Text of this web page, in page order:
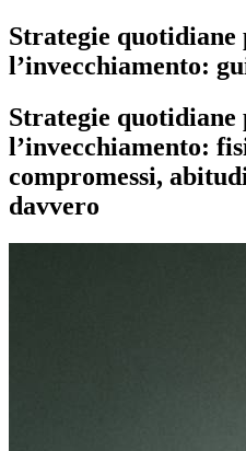
Strategie
l’invecchiamento:
Strategie
l’invecchiamento:
compromessi,
davvero